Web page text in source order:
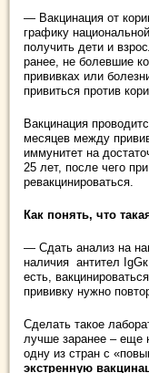
— Вакцинация от
графику
получить дети и
ранее, не болевшие
прививках или
привиться против
Вакцинация
месяцев между
иммунитет на
25 лет, после чего
ревакцинироваться.
Как понять, что
— Сдать анализ на
наличия антител
есть,
прививку нужно
Сделать такое
лучше заранее – еще
одну из стран с
экстренную